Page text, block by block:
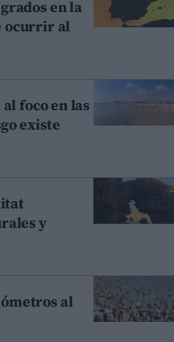
en la
ocurrir al
foco en las
existe
y
al